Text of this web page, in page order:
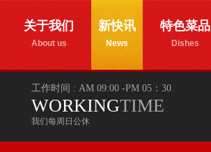
关于我们
About us
新快讯
News
特色菜品
Dishes
工作时间 : AM 09:00 -PM 05：30
WORKINGTIME
我们每周日公休